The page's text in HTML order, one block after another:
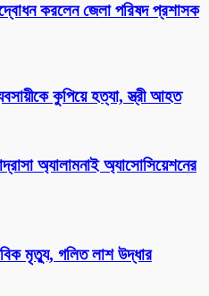
করলেন জেলা পরিষদ প্রশাসক
কুপিয়ে হত্যা, স্ত্রী আহত
অ্যালামনাই অ্যাসোসিয়েশনের
মৃত্যু, গলিত লাশ উদ্ধার